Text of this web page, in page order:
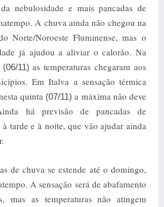
nebulosidade e mais pancadas de
A chuva ainda não chegou na
Norte/Noroeste Fluminense, mas o
já ajudou a aliviar o calorão. Na
(06/11) as temperaturas chegaram aos
Em Italva a sensação térmica
quinta (07/11) a máxima não deve
há previsão de pancadas de
tarde e à noite, que vão ajudar ainda
de chuva se estende até o domingo,
A sensação será de abafamento
mas as temperaturas não atingem